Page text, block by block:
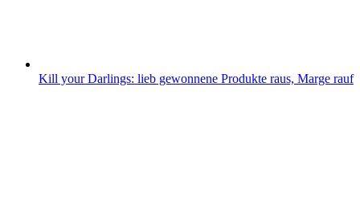
Kill your Darlings: lieb gewonnene Produkte raus, Marge rauf